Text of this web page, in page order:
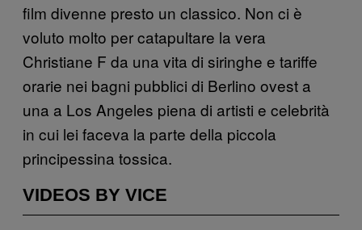
film divenne presto un classico. Non ci è
voluto molto per catapultare la vera
Christiane F da una vita di siringhe e tariffe
orarie nei bagni pubblici di Berlino ovest a
una a Los Angeles piena di artisti e celebrità
in cui lei faceva la parte della piccola
principessina tossica.
VIDEOS BY VICE